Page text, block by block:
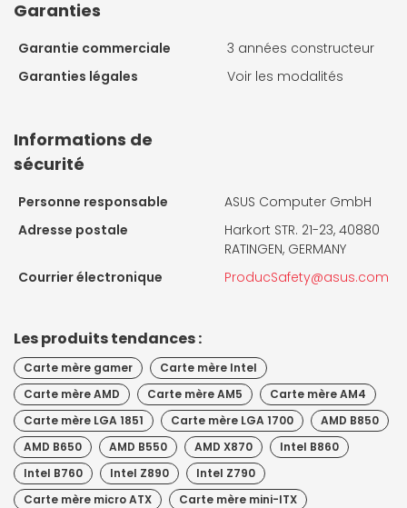
Garanties
Garantie commerciale
3 années constructeur
Garanties légales
Voir les modalités
Informations de
sécurité
Personne responsable
ASUS Computer GmbH
Adresse postale
Harkort STR. 21-23, 40880
RATINGEN, GERMANY
Courrier électronique
ProducSafety@asus.com
Les produits tendances :
Carte mère gamer
Carte mère Intel
Carte mère AMD
Carte mère AM5
Carte mère AM4
Carte mère LGA 1851
Carte mère LGA 1700
AMD B850
AMD B650
AMD B550 AMD X870
Intel B860
Intel B760
Intel Z890
Intel Z790
Carte mère micro ATX
Carte mère mini-ITX